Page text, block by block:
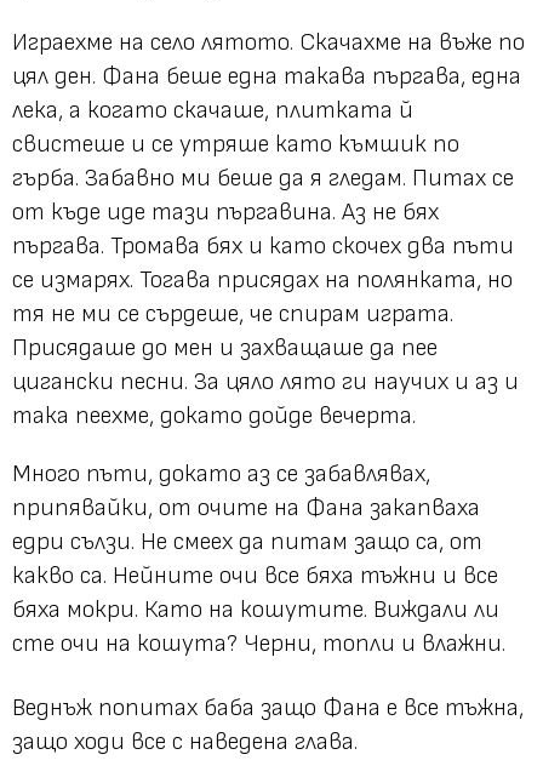
Играехме на село лятото. Скачахме на въже по
цял ден. Фана беше една такава пъргава, една
лека, а когато скачаше, плитката й
свистеше и се утряше като къмшик по
гърба. Забавно ми беше да я гледам. Питах се
от къде иде тази пъргавина. Аз не бях
пъргава. Тромава бях и като скочех два пъти
се измарях. Тогава присядах на полянката, но
тя не ми се сърдеше, че спирам играта.
Присядаше до мен и захващаше да пее
цигански песни. За цяло лято ги научих и аз и
така пеехме, докато дойде вечерта.
Много пъти, докато аз се забавлявах,
припявайки, от очите на Фана закапваха
едри сълзи. Не смеех да питам защо са, от
какво са. Нейните очи все бяха тъжни и все
бяха мокри. Като на кошутите. Виждали ли
сте очи на кошута? Черни, топли и влажни.
Веднъж попитах баба защо Фана е все тъжна,
защо ходи все с наведена глава.